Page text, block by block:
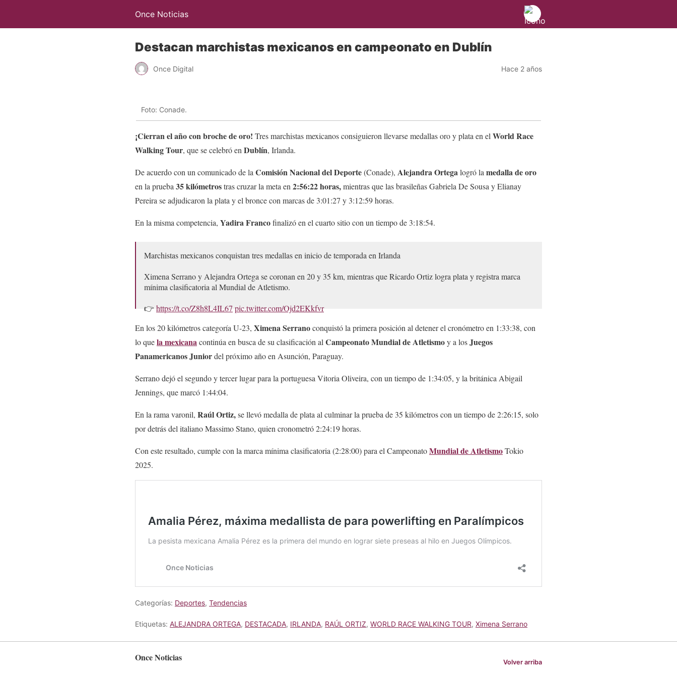
Once Noticias
Destacan marchistas mexicanos en campeonato en Dublín
Once Digital Hace 2 años
Foto: Conade.
¡Cierran el año con broche de oro! Tres marchistas mexicanos consiguieron llevarse medallas oro y plata en el World Race
Walking Tour, que se celebró en Dublín, Irlanda.
De acuerdo con un comunicado de la Comisión Nacional del Deporte(Conade), Alejandra Ortegalogró la medalla de oro
en la prueba 35 kilómetrostras cruzar la meta en 2:56:22 horas,mientras que las brasileñas Gabriela De Sousa y Elianay
Pereira se adjudicaron la plata y el bronce con marcas de 3:01:27 y 3:12:59 horas.
En la misma competencia, Yadira Francofinalizó en el cuarto sitio con un tiempo de 3:18:54.
Marchistas mexicanos conquistan tres medallas en inicio de temporada en Irlanda
Ximena Serrano y Alejandra Ortega se coronan en 20 y 35 km, mientras que Ricardo Ortiz logra plata y registra marca
mínima clasificatoria al Mundial de Atletismo.
👉 https://t.co/Z8h8L4IL67pic.twitter.com/Ojd2EKkfvr
— CONADE (@conadeoficial)December 16, 2024
En los 20 kilómetros categoría U-23, Ximena Serranoconquistó la primera posición al detener el cronómetro en 1:33:38, con
lo quela mexicanacontinúa en busca de su clasificación al Campeonato Mundial de Atletismoy a losJuegos
Panamericanos Juniordel próximo año en Asunción, Paraguay.
Serrano dejó el segundo y tercer lugar para la portuguesa Vitoria Oliveira, con un tiempo de 1:34:05, y la británica Abigail
Jennings, que marcó 1:44:04.
En la rama varonil, Raúl Ortiz,se llevó medalla de plata al culminar la prueba de 35 kilómetros con un tiempo de 2:26:15, solo
por detrás del italiano Massimo Stano, quien cronometró 2:24:19 horas.
Con este resultado, cumple con la marca mínima clasificatoria (2:28:00) para el CampeonatoMundial de AtletismoTokio
2025.
Categorías: Deportes, Tendencias
Etiquetas: ALEJANDRA ORTEGA, DESTACADA, IRLANDA, RAÚL ORTIZ, WORLD RACE WALKING TOUR, Ximena Serrano
Once Noticias Volver arriba